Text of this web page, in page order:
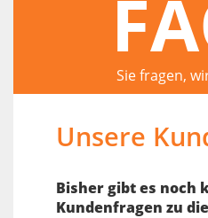
Sie fragen,
Unsere
Bisher gibt es noch
Kundenfragen zu